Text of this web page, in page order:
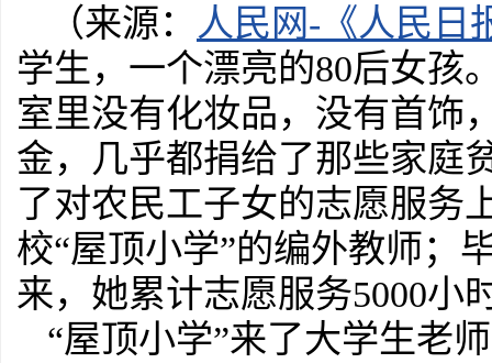
（来源：
人民网-《人民日
学生，一个漂亮的80后女孩
室里没有化妆品，没有首饰
金，几乎都捐给了那些家庭
了对农民工子女的志愿服务
校“屋顶小学”的编外教师；
来，她累计志愿服务5000小
“屋顶小学”来了大学生老师